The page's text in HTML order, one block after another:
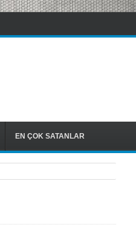
EN ÇOK SATANLAR